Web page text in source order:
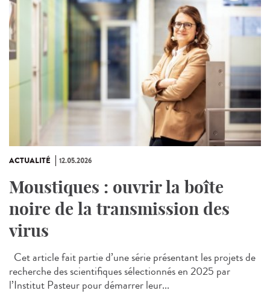
ACTUALITÉ 12.05.2026
Moustiques : ouvrir la boîte
noire de la transmission des
virus
Cet article fait partie d’une série présentant les projets de
recherche des scientifiques sélectionnés en 2025 par
l’Institut Pasteur pour démarrer leur...